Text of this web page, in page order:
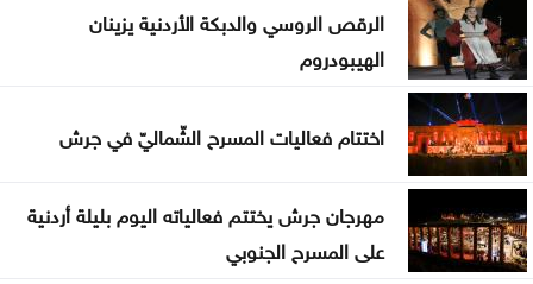
الرقص الروسي والدبكة الأردنية يزينان
الهيبودروم
اختتام فعاليات المسرح الشّماليّ في جرش
مهرجان جرش يختتم فعالياته اليوم بليلة أردنية
على المسرح الجنوبي